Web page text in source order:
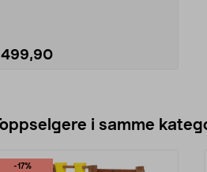
499,90
i samme
-17%